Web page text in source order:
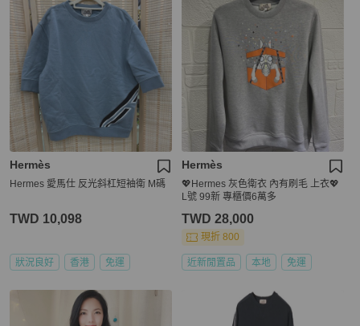
Hermès
Hermes 愛馬仕 反光斜杠短袖衛 M碼
TWD 10,098
狀況良好 香港 免運
Hermès
💖Hermes 灰色衛衣 內有刷毛 上衣💖
L號 99新 專櫃價6萬多
TWD 28,000
現折 800
近新閒置品 本地 免運